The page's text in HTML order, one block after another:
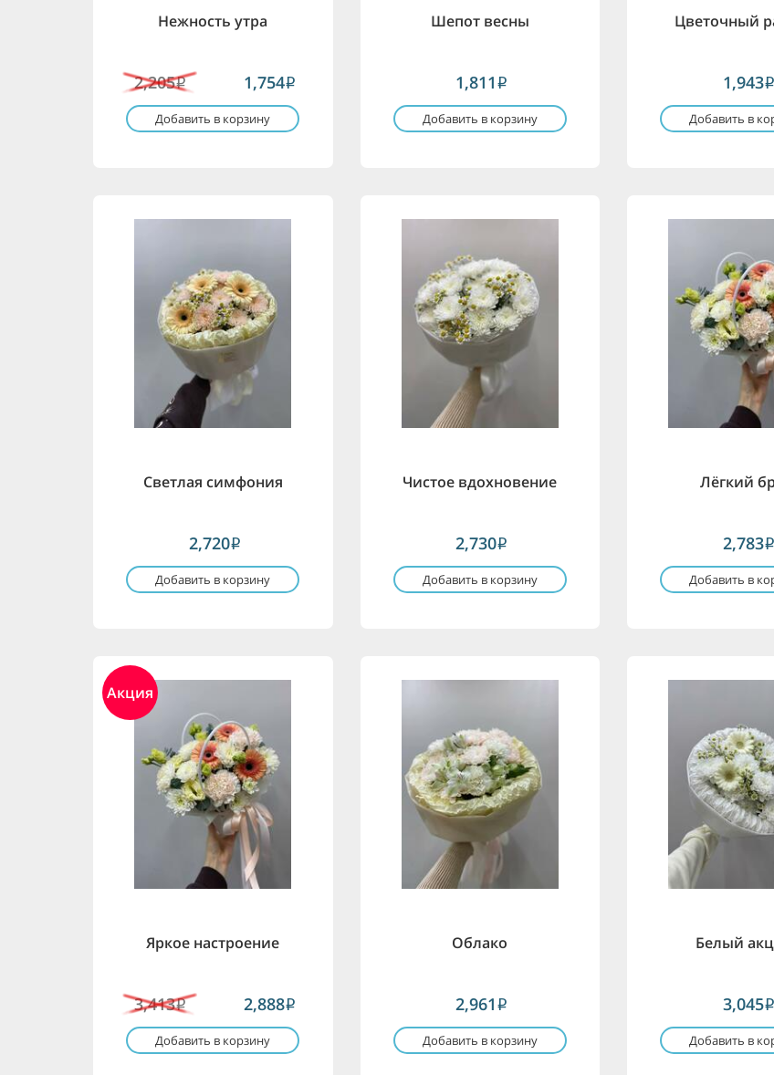
Нежность утра
2,205i 1,754i
Добавить в корзину
Шепот весны
1,811 i
Добавить в корзину
Цветочный
1,943i
Добавить в
Светлая симфония
2,720i
Добавить в корзину
Чистое вдохновение
2,730i
Добавить в корзину
Лёгкий
2,783i
Добавить в
Акция
Яркое настроение
3,413i 2,888i
Добавить в корзину
Облако
2,961 i
Добавить в корзину
Белый
3,045i
Добавить в